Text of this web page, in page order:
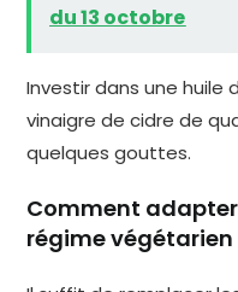
du 13 octobre
Investir dans une huile
vinaigre de cidre de
quelques gouttes.
Comment
régime végétarien